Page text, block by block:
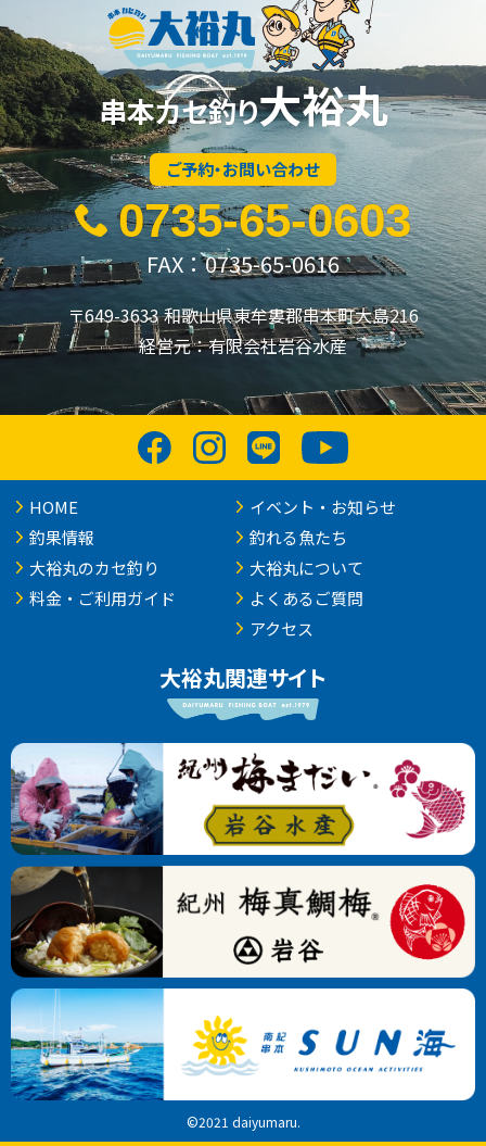
串本カセ釣り大裕丸
ご予約・お問い合わせ
0735-65-0603
FAX：0735-65-0616
〒649-3633 和歌山県東牟婁郡串本町大島216
経営元：有限会社岩谷水産
大裕丸関連サイト
HOME
釣果情報
大裕丸のカセ釣り
料金・ご利用ガイド
イベント・お知らせ
釣れる魚たち
大裕丸について
よくあるご質問
アクセス
©2021 daiyumaru.